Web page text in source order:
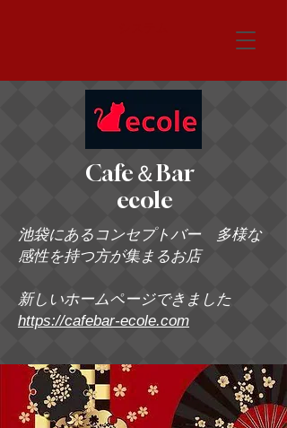
Cafe＆Bar
ecole
池袋にあるコンセプトバー 多様な
感性を持つ方が集まるお店
新しいホームページできました
https://cafebar-ecole.com